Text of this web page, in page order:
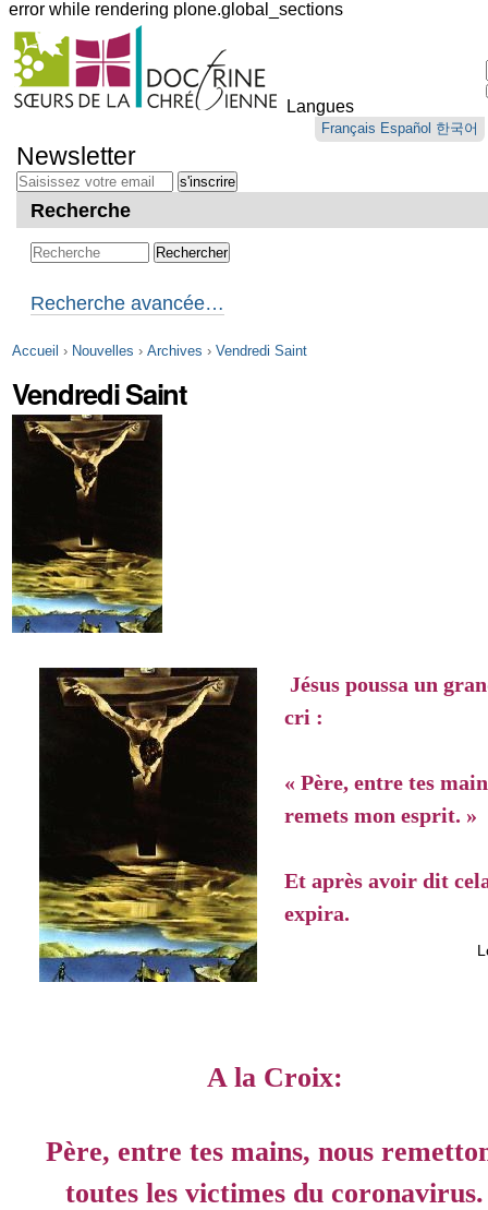
error while rendering plone.global_sections
Outils
personnels
Langues
Français Español 한국어
au
contenu.
Aller
navigation
Newsletter
Recherche
Recherche avancée…
Accueil › Nouvelles › Archives › Vendredi Saint
Vendredi Saint
Jésus poussa un
cri :
« Père, entre tes
remets mon esprit. »
Et après avoir dit
expira.
A la Croix:
Père, entre tes mains, nous
toutes les victimes du coronavirus.